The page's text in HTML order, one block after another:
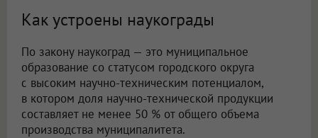
Как устроены наукограды
По закону наукоград — это муниципальное
образование со статусом городского округа
с высоким научно-техническим потенциалом,
в котором доля научно-технической продукции
составляет не менее 50 % от общего объема
производства муниципалитета.